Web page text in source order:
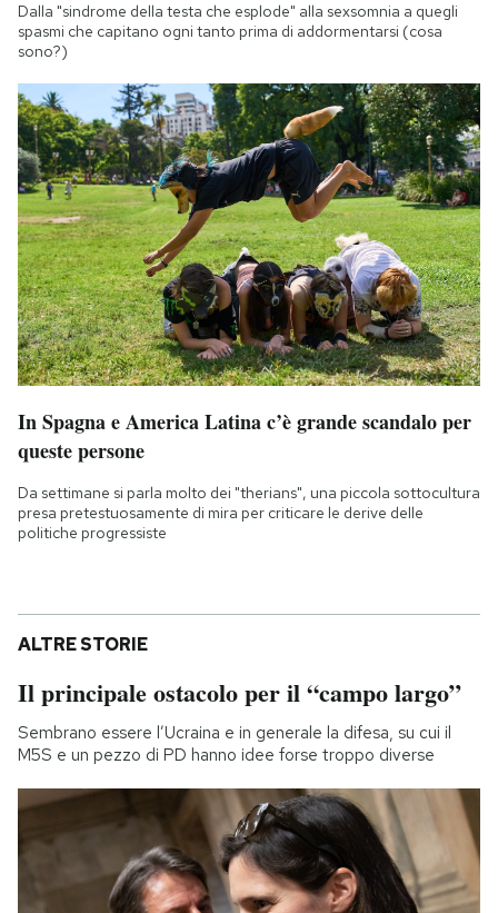
Dalla "sindrome della testa che esplode" alla sexsomnia a quegli
spasmi che capitano ogni tanto prima di addormentarsi (cosa
sono?)
In Spagna e America Latina c’è grande scandalo per
queste persone
Da settimane si parla molto dei "therians", una piccola sottocultura
presa pretestuosamente di mira per criticare le derive delle
politiche progressiste
ALTRE STORIE
Il principale ostacolo per il “campo largo”
Sembrano essere l’Ucraina e in generale la difesa, su cui il
M5S e un pezzo di PD hanno idee forse troppo diverse